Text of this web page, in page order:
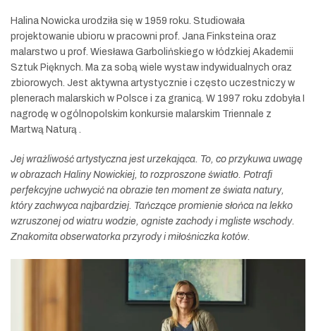
Halina Nowicka urodziła się w 1959 roku. Studiowała
projektowanie ubioru w pracowni prof. Jana Finksteina oraz
malarstwo u prof. Wiesława Garbolińskiego w łódzkiej Akademii
Sztuk Pięknych. Ma za sobą wiele wystaw indywidualnych oraz
zbiorowych. Jest aktywna artystycznie i często uczestniczy w
plenerach malarskich w Polsce i za granicą. W 1997 roku zdobyła I
nagrodę w ogólnopolskim konkursie malarskim Triennale z
Martwą Naturą .
Jej wrażliwość artystyczna jest urzekająca. To, co przykuwa uwagę
w obrazach Haliny Nowickiej, to rozproszone światło. Potrafi
perfekcyjne uchwycić na obrazie ten moment ze świata natury,
który zachwyca najbardziej. Tańczące promienie słońca na lekko
wzruszonej od wiatru wodzie, ogniste zachody i mgliste wschody.
Znakomita obserwatorka przyrody i miłośniczka kotów.